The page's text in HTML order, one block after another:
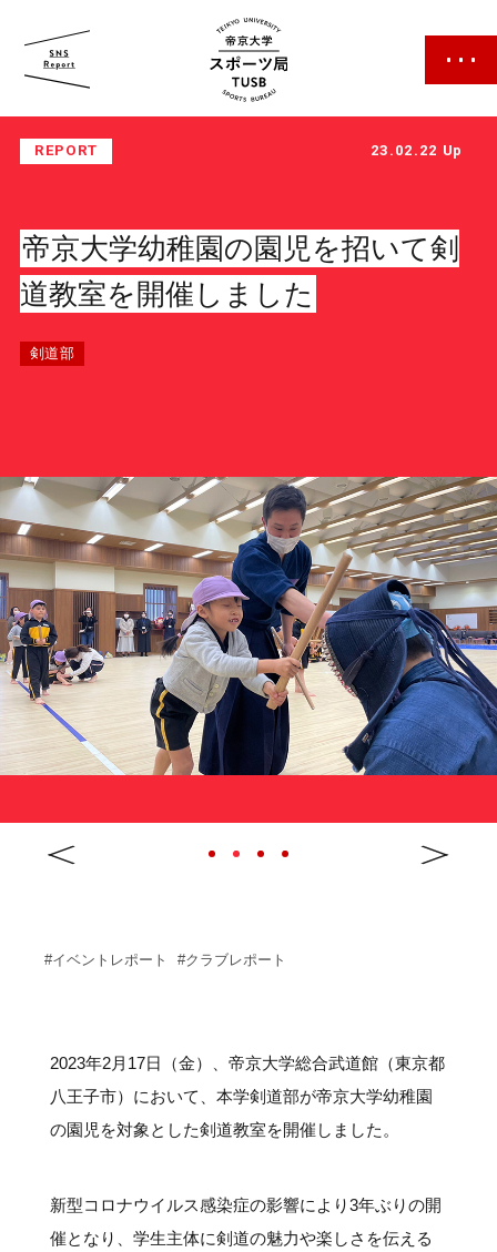
帝京大学 スポーツ局
スポーツ局について
クラブ紹介
サポーターの会カレンダー
お知らせ
サポート情報
運動部支援
お問い合わせ
プライバシーポリシー
#メディア情報#キャンプ
REPORT 23.02.22 Up
帝京大学幼稚園の園児を招いて剣
道教室を開催しました
剣道部
#イベントレポート #クラブレポート
2023年2月17日（金）、帝京大学総合武道館（東京都
八王子市）において、本学剣道部が帝京大学幼稚園
の園児を対象とした剣道教室を開催しました。
新型コロナウイルス感染症の影響により3年ぶりの開
催となり、学生主体に剣道の魅力や楽しさを伝える